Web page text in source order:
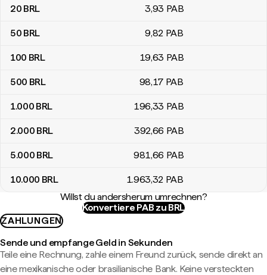
20 BRL 3,93 PAB
50 BRL 9,82 PAB
100 BRL 19,63 PAB
500 BRL 98,17 PAB
1.000 BRL 196,33 PAB
2.000 BRL 392,66 PAB
5.000 BRL 981,66 PAB
10.000 BRL 1.963,32 PAB
Willst du andersherum umrechnen?
Konvertiere PAB zu BRL
ZAHLUNGEN
Sende und empfange Geld in Sekunden
Teile eine Rechnung, zahle einem Freund zurück, sende direkt an
eine mexikanische oder brasilianische Bank. Keine versteckten